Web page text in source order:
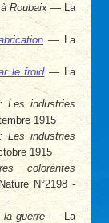
Roubaix— La
— La
le froid— La
Les industries
1915
Les industries
1915
colorantes
N°2198 -
guerre— La